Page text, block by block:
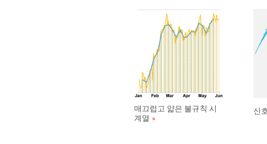
매끄럽고 얇은 불규칙 시
계열
신